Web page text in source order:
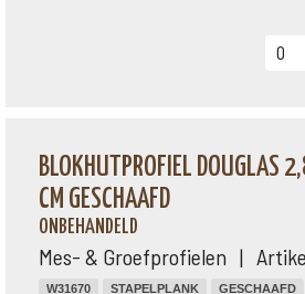
BLOKHUTPROFIEL DOUGLAS
CM GESCHAAFD
ONBEHANDELD
Mes- & Groefprofielen |
W31670 STAPELPLANK GESCHAAFD